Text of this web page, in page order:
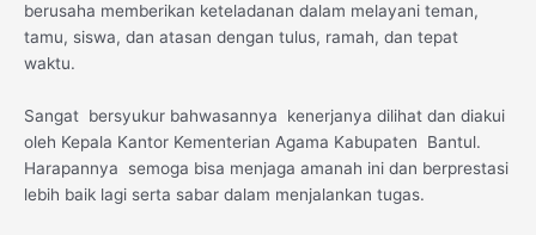
berusaha memberikan keteladanan dalam melayani teman,
tamu, siswa, dan atasan dengan tulus, ramah, dan tepat
waktu.
Sangat bersyukur bahwasannya kenerjanya dilihat dan diakui
oleh Kepala Kantor Kementerian Agama Kabupaten Bantul.
Harapannya semoga bisa menjaga amanah ini dan berprestasi
lebih baik lagi serta sabar dalam menjalankan tugas.